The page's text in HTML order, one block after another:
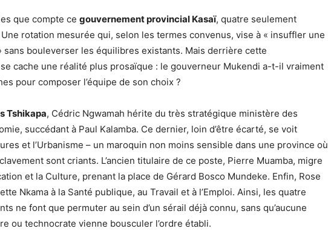
que compte ce gouvernement provincial Kasaï, quatre seulement
rotation mesurée qui, selon les termes convenus, vise à « insuffler une
sans bouleverser les équilibres existants. Mais derrière cette
cache une réalité plus prosaïque : le gouverneur Mukendi a-t-il vraiment
pour composer l’équipe de son choix ?
Tshikapa, Cédric Ngwamah hérite du très stratégique ministère des
succédant à Paul Kalamba. Ce dernier, loin d’être écarté, se voit
et l’Urbanisme – un maroquin non moins sensible dans une province où
sont criants. L’ancien titulaire de ce poste, Pierre Muamba, migre
et la Culture, prenant la place de Gérard Bosco Mundeke. Enfin, Rose
Nkama à la Santé publique, au Travail et à l’Emploi. Ainsi, les quatre
ne font que permuter au sein d’un sérail déjà connu, sans qu’aucune
ou technocrate vienne bousculer l’ordre établi.